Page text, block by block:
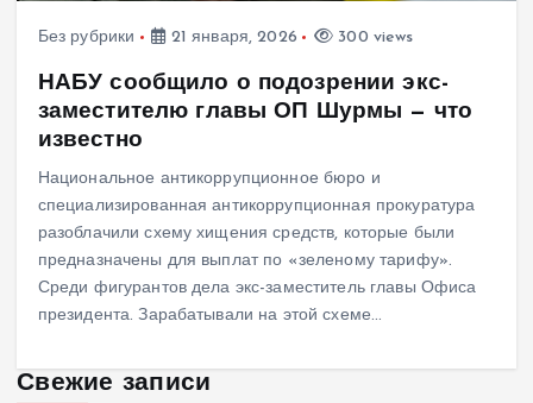
Без рубрики 21 января, 2026 300 views
НАБУ сообщило о подозрении экс-
заместителю главы ОП Шурмы — что
известно
Национальное антикоррупционное бюро и
специализированная антикоррупционная прокуратура
разоблачили схему хищения средств, которые были
предназначены для выплат по «зеленому тарифу».
Среди фигурантов дела экс-заместитель главы Офиса
президента. Зарабатывали на этой схеме…
Свежие записи